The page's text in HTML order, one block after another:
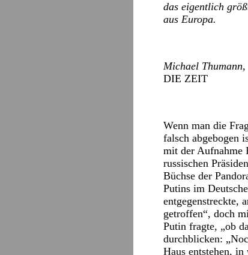
das eigentlich
aus Europa.
Michael Thumann,
DIE ZEIT
Wenn man die
falsch abgebogen
mit der Aufnahme
russischen
Büchse der
Putins im
entgegenstreckte,
getroffen“, doch
Putin fragte, „ob
durchblicken:
Haus entstehen,